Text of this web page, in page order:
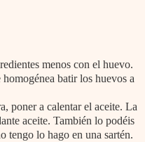
menos con el huevo.
batir los huevos a
poner a calentar el aceite. La
aceite. También lo podéis
tengo lo hago en una sartén.